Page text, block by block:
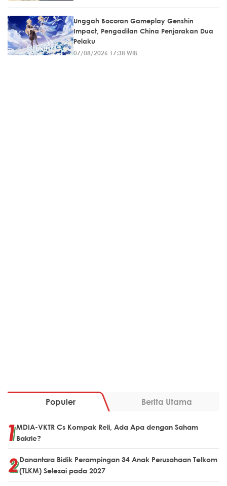
Unggah Bocoran Gameplay Genshin
Impact, Pengadilan China Penjarakan Dua
Pelaku
07/08/2026 17:38 WIB
Populer Berita Utama
MDIA-VKTR Cs Kompak Reli, Ada Apa dengan Saham
Bakrie?
Danantara Bidik Perampingan 34 Anak Perusahaan Telkom
(TLKM) Selesai pada 2027